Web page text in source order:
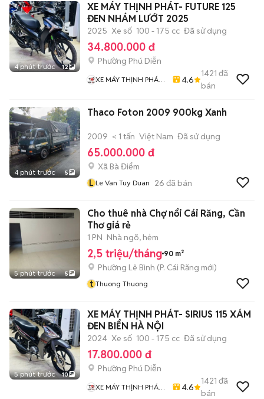
4 phút trước 12
XE MÁY THỊNH PHÁT- FUTURE 125
ĐEN NHÁM LƯỚT 2025
2025 Xe số 100 - 175 cc Đã sử dụng
34.800.000 đ
Phường Phú Diễn
XE MÁY THỊNH PHÁT
4.6
1421 đã
bán
4 phút trước 5
Thaco Foton 2009 900kg Xanh
2009 < 1 tấn Việt Nam Đã sử dụng
65.000.000 đ
Xã Bà Điểm
L Le Van Tuy Duan 26 đã bán
5 phút trước 5
Cho thuê nhà Chợ nổi Cái Răng, Cần
Thơ giá rẻ
1 PN Nhà ngõ, hẻm
2,5 triệu/tháng 90 m²
Phường Lê Bình (P. Cái Răng mới)
t Thuong Thuong
5 phút trước 10
XE MÁY THỊNH PHÁT- SIRIUS 115 XÁM
ĐEN BIỂN HÀ NỘI
2024 Xe số 100 - 175 cc Đã sử dụng
17.800.000 đ
Phường Phú Diễn
XE MÁY THỊNH PHÁT
4.6
1421 đã
bán